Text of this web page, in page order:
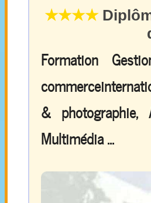
★★★★
Formation
& photographie,
Multimédia ...